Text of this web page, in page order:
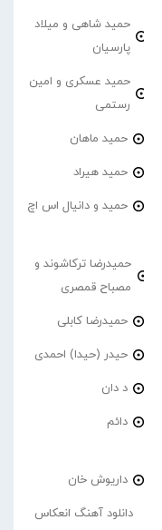
حمید شاهی و میلاد
پارسیان
حمید عسکری و امین
رستمی
حمید ماهان
حمید هیراد
حمید و دانیال اس اچ
حمیدرضا ترکاشوند و
مصباح قمصری
حمیدرضا کابلی
حیدر (حیدا) احمدی
د دان
دائم
داریوش خان
دانلود آهنگ انعکاس